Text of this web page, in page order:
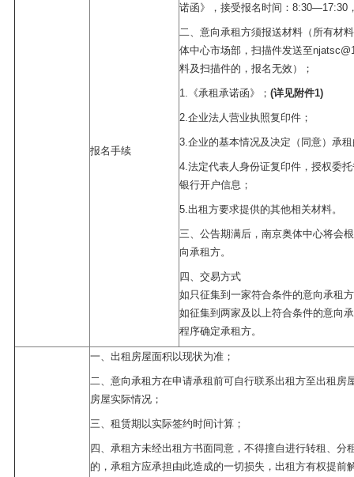
报名手续
诺函》，接受报名时间：8:30—17:30
二、意向承租方须报送材料（所有材
体中心市场部，扫描件发送至
料及扫描件的，报名无效）；
1.《承租承诺函》； (详见附件1)
2.企业法人营业执照复印件；
3.企业的基本情况及决定（同意）承
4.法定代表人身份证复印件，授权委
银行开户信息；
5.出租方要求提供的其他相关材料。
三、公告期满后，南京奥体中心将会
向承租方。
四、交易方式
如只征集到一家符合条件的意向承租
如征集到两家及以上符合条件的意向
程序确定承租方。
一、出租房屋面积以现状为准；
二、意向承租方在申请承租前可自行联系出租方至出租房
房屋实际情况；
三、租赁期以实际签约时间计算；
四、承租方未经出租方书面同意，不得擅自进行转租、分
的，承租方应承担由此造成的一切损失，出租方有权提前